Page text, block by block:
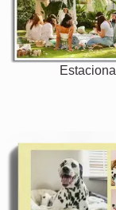
Estacional